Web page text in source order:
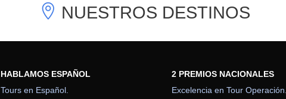
NUESTROS DESTINOS
India Nepal
HABLAMOS ESPAÑOL
Tours en Español.
2 PREMIOS NACIONALES
Excelencia en Tour Operación.